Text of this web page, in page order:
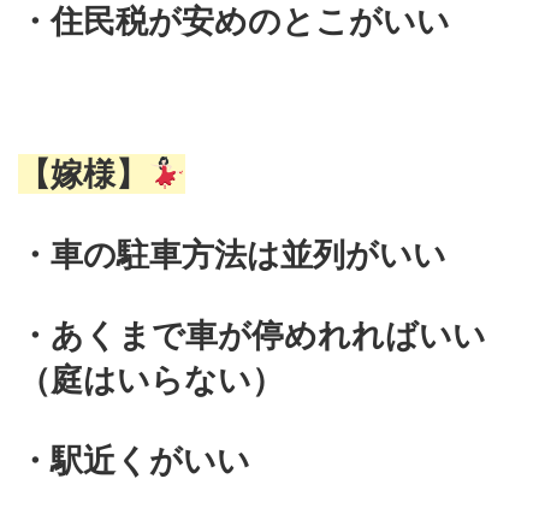
・住民税が安めのとこがいい
【嫁様】
・車の駐車方法は並列がいい
・あくまで車が停めれればいい
（庭はいらない）
・駅近くがいい